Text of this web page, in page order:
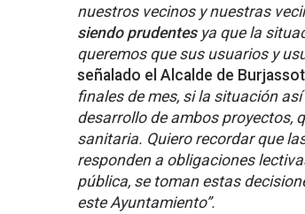
nuestros vecinos y nuestras
siendo prudentesya que la
queremos que sus usuarios y
señalado el Alcalde de
finales de mes, si la situación
desarrollo de ambos proyectos,
sanitaria. Quiero recordar que
responden a obligaciones
pública, se toman estas
este Ayuntamiento”.